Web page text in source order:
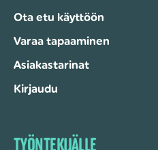
Ota etu käyttöön
Varaa tapaaminen
Asiakastarinat
Kirjaudu
TYÖNTEKIJÄLLE